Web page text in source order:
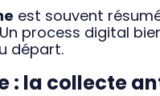
est souvent
process digital
départ.
: la collecte